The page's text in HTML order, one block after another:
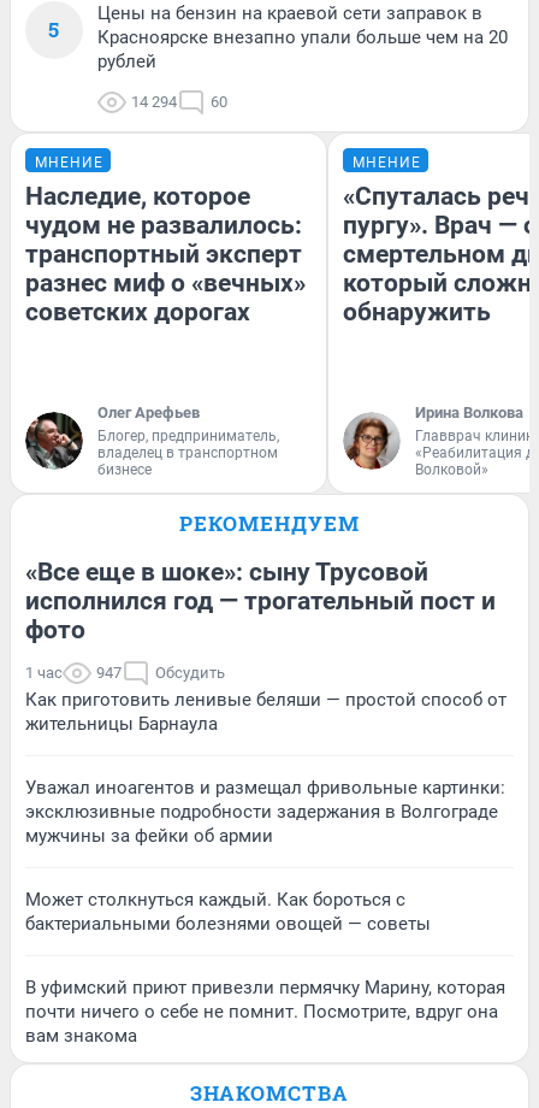
5
Цены на бензин на краевой сети заправок в
Красноярске внезапно упали больше чем на 20
рублей
14 294 60
МНЕНИЕ
Наследие, которое
чудом не развалилось:
транспортный эксперт
разнес миф о «вечных»
советских дорогах
Олег Арефьев
Блогер, предприниматель,
владелец в транспортном
бизнесе
МНЕНИЕ
«Спуталась
пургу». Врач — о
смертельном
который
обнаружить
Ирина Волкова
Главврач
«Реабилитация
Волковой»
РЕКОМЕНДУЕМ
«Все еще в шоке»: сыну Трусовой
исполнился год — трогательный пост и
фото
1 час 947 Обсудить
Как приготовить ленивые беляши — простой способ от
жительницы Барнаула
Уважал иноагентов и размещал фривольные картинки:
эксклюзивные подробности задержания в Волгограде
мужчины за фейки об армии
Может столкнуться каждый. Как бороться с
бактериальными болезнями овощей — советы
В уфимский приют привезли пермячку Марину, которая
почти ничего о себе не помнит. Посмотрите, вдруг она
вам знакома
ЗНАКОМСТВА